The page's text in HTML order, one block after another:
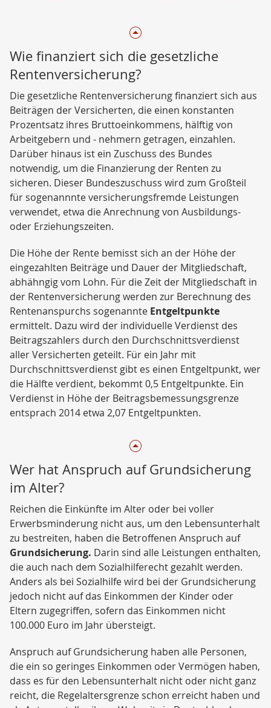
Wie finanziert sich die gesetzliche
Rentenversicherung?
Die gesetzliche Rentenversicherung finanziert sich aus
Beiträgen der Versicherten, die einen konstanten
Prozentsatz ihres Bruttoeinkommens, hälftig von
Arbeitgebern und - nehmern getragen, einzahlen.
Darüber hinaus ist ein Zuschuss des Bundes
notwendig, um die Finanzierung der Renten zu
sicheren. Dieser Bundeszuschuss wird zum Großteil
für sogenannnte versicherungsfremde Leistungen
verwendet, etwa die Anrechnung von Ausbildungs-
oder Erziehungszeiten.
Die Höhe der Rente bemisst sich an der Höhe der
eingezahlten Beiträge und Dauer der Mitgliedschaft,
abhähngig vom Lohn. Für die Zeit der Mitgliedschaft in
der Rentenversicherung werden zur Berechnung des
Rentenanspurchs sogenannte Entgeltpunkte
ermittelt. Dazu wird der individuelle Verdienst des
Beitragszahlers durch den Durchschnittsverdienst
aller Versicherten geteilt. Für ein Jahr mit
Durchschnittsverdienst gibt es einen Entgeltpunkt, wer
die Hälfte verdient, bekommt 0,5 Entgeltpunkte. Ein
Verdienst in Höhe der Beitragsbemessungsgrenze
entsprach 2014 etwa 2,07 Entgeltpunkten.
Wer hat Anspruch auf Grundsicherung
im Alter?
Reichen die Einkünfte im Alter oder bei voller
Erwerbsminderung nicht aus, um den Lebensunterhalt
zu bestreiten, haben die Betroffenen Anspruch auf
Grundsicherung. Darin sind alle Leistungen enthalten,
die auch nach dem Sozialhilferecht gezahlt werden.
Anders als bei Sozialhilfe wird bei der Grundsicherung
jedoch nicht auf das Einkommen der Kinder oder
Eltern zugegriffen, sofern das Einkommen nicht
100.000 Euro im Jahr übersteigt.
Anspruch auf Grundsicherung haben alle Personen,
die ein so geringes Einkommen oder Vermögen haben,
dass es für den Lebensunterhalt nicht oder nicht ganz
reicht, die Regelaltersgrenze schon erreicht haben und